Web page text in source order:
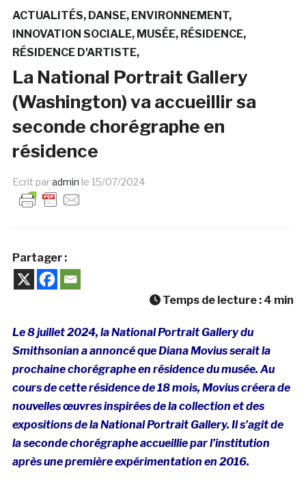
ACTUALITÉS DANSE ENVIRONNEMENT
INNOVATION SOCIALE MUSÉE RÉSIDENCE
RÉSIDENCE D'ARTISTE
La National Portrait Gallery
(Washington) va accueillir sa
seconde chorégraphe en
résidence
Ecrit paradmin le 15/07/2024
Partager :
Temps de lecture : 4 min
Le 8 juillet 2024, la National Portrait Gallery du
Smithsonian a annoncé que Diana Movius serait la
prochaine chorégraphe en résidence du musée. Au
cours de cette résidence de 18 mois, Movius créera de
nouvelles œuvres inspirées de la collection et des
expositions de la National Portrait Gallery. Il s’agit de
la seconde chorégraphe accueillie par l’institution
après une première expérimentation en 2016.